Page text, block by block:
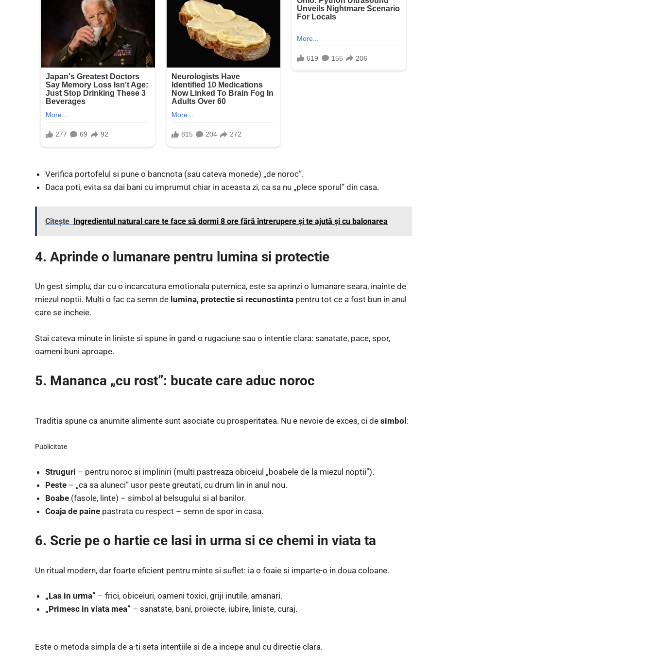
Verifica portofelul si pune o bancnota (sau cateva monede) „de noroc”.
Daca poti, evita sa dai bani cu imprumut chiar in aceasta zi, ca sa nu „plece sporul” din casa.
Citește Ingredientul natural care te face să dormi 8 ore fără întrerupere și te ajută și cu balonarea
4. Aprinde o lumanare pentru lumina si protectie
Un gest simplu, dar cu o incarcatura emotionala puternica, este sa aprinzi o lumanare seara, inainte de
miezul noptii. Multi o fac ca semn de lumina, protectie si recunostinta pentru tot ce a fost bun in anul
care se incheie.
Stai cateva minute in liniste si spune in gand o rugaciune sau o intentie clara: sanatate, pace, spor,
oameni buni aproape.
5. Mananca „cu rost”: bucate care aduc noroc
Traditia spune ca anumite alimente sunt asociate cu prosperitatea. Nu e nevoie de exces, ci de simbol:
Publicitate
Struguri – pentru noroc si impliniri (multi pastreaza obiceiul „boabele de la miezul noptii”).
Peste – „ca sa aluneci” usor peste greutati, cu drum lin in anul nou.
Boabe (fasole, linte) – simbol al belsugului si al banilor.
Coaja de paine pastrata cu respect – semn de spor in casa.
6. Scrie pe o hartie ce lasi in urma si ce chemi in viata ta
Un ritual modern, dar foarte eficient pentru minte si suflet: ia o foaie si imparte-o in doua coloane.
„Las in urma” – frici, obiceiuri, oameni toxici, griji inutile, amanari.
„Primesc in viata mea” – sanatate, bani, proiecte, iubire, liniste, curaj.
Este o metoda simpla de a-ti seta intentiile si de a incepe anul cu directie clara.